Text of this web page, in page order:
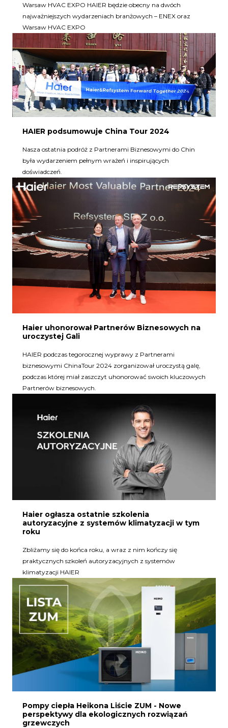
Warsaw HVAC EXPO HAIER będzie obecny na dwóch
najważniejszych wydarzeniach branżowych – ENEX oraz
Warsaw HVAC EXPO
HAIER podsumowuje China Tour 2024
Nasza ostatnia podróż z Partnerami Biznesowymi do Chin
była wydarzeniem pełnym wrażeń i inspirujących
doświadczeń.
Haier uhonorował Partnerów Biznesowych na
uroczystej Gali
HAIER podczas tegorocznej wyprawy z Partnerami
biznesowymi ChinaTour 2024 zorganizował uroczystą galę,
podczas której miał zaszczyt uhonorować swoich kluczowych
Partnerów biznesowych.
Haier ogłasza ostatnie szkolenia
autoryzacyjne z systemów klimatyzacji w tym
roku
Zbliżamy się do końca roku, a wraz z nim kończy się
praktycznych szkoleń autoryzacyjnych z systemów
klimatyzacji HAIER
Pompy ciepła Heikona Liście ZUM - Nowe
perspektywy dla ekologicznych rozwiązań
grzewczych